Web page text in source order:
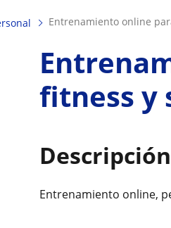
entrenamiento online
fitness y
Entrenamiento online,